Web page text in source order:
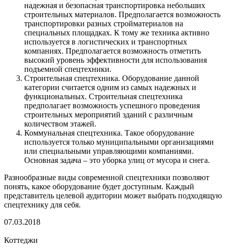
надежная и безопасная транспортировка небольших
строительных материалов. Предполагается возможность
транспортировки разных стройматериалов на
специальных площадках. К тому же техника активно
используется в логистических и транспортных
компаниях. Предполагается возможность отметить
высокий уровень эффективности для использования
подъемной спецтехники.
Строительная спецтехника. Оборудование данной
категории считается одним из самых надежных и
функциональных. Строительная спецтехника
предполагает возможность успешного проведения
строительных мероприятий зданий с различным
количеством этажей.
Коммунальная спецтехника. Такое оборудование
используется только муниципальными организациями
или специальными управляющими компаниями.
Основная задача – это уборка улиц от мусора и снега.
Разнообразные виды современной спецтехники позволяют
понять, какое оборудование будет доступным. Каждый
представитель целевой аудитории может выбрать подходящую
спецтехнику для себя.
07.03.2018
Коттеджи